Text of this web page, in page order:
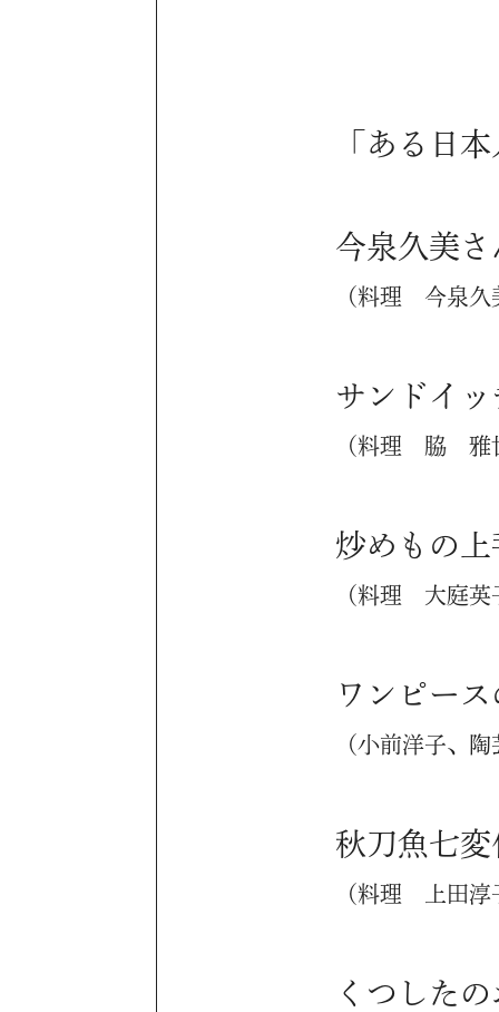
「ある日
今泉久美
（料理 今泉久
サンドイ
（料理 脇 雅
炒めもの
（料理 大庭英
ワンピー
（小前洋子、
秋刀魚七変
（料理 上田淳
くつした